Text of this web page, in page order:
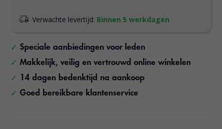
Verwachte levertijd: Binnen 5 werkdagen
Speciale aanbiedingen voor leden
Makkelijk, veilig en vertrouwd online winkelen
14 dagen bedenktijd na aankoop
Goed bereikbare klantenservice